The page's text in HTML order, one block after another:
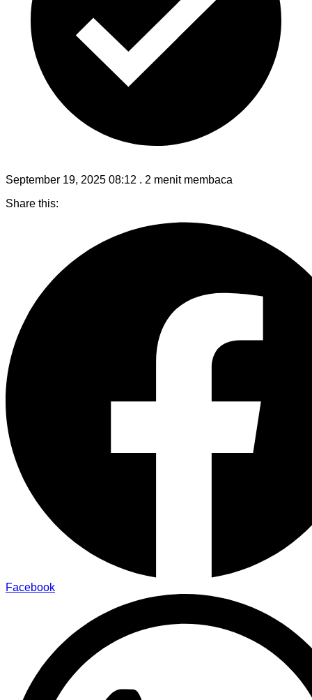
September 19, 2025 08:12 . 2 menit membaca
Share this:
Facebook